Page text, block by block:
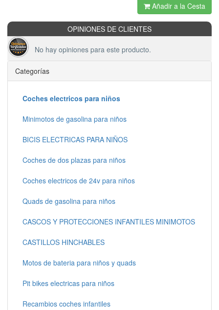
Añadir a la Cesta
OPINIONES DE CLIENTES
No hay opiniones para este producto.
Categorías
Coches electricos para niños
Minimotos de gasolina para niños
BICIS ELECTRICAS PARA NIÑOS
Coches de dos plazas para niños
Coches electricos de 24v para niños
Quads de gasolina para niños
CASCOS Y PROTECCIONES INFANTILES MINIMOTOS
CASTILLOS HINCHABLES
Motos de bateria para niños y quads
Pit bikes electricas para niños
Recambios coches infantiles